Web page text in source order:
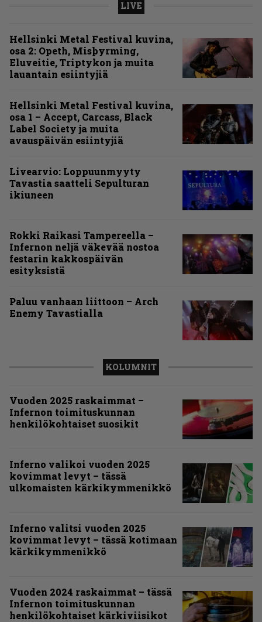
LIVE
Hellsinki Metal Festival kuvina,
osa 2: Opeth, Misþyrming,
Eluveitie, Triptykon ja muita
lauantain esiintyjiä
Hellsinki Metal Festival kuvina,
osa 1 – Accept, Carcass, Black
Label Society ja muita
avauspäivän esiintyjiä
Livearvio: Loppuunmyyty
Tavastia saatteli Sepulturan
ikiuneen
Rokki Raikasi Tampereella –
Infernon neljä väkevää nostoa
festarin kakkospäivän
esityksistä
Paluu vanhaan liittoon – Arch
Enemy Tavastialla
KOLUMNIT
Vuoden 2025 raskaimmat –
Infernon toimituskunnan
henkilökohtaiset suosikit
Inferno valikoi vuoden 2025
kovimmat levyt – tässä
ulkomaisten kärkikymmenikkö
Inferno valitsi vuoden 2025
kovimmat levyt – tässä kotimaan
kärkikymmenikkö
Vuoden 2024 raskaimmat – tässä
Infernon toimituskunnan
henkilökohtaiset kärkiviisikot